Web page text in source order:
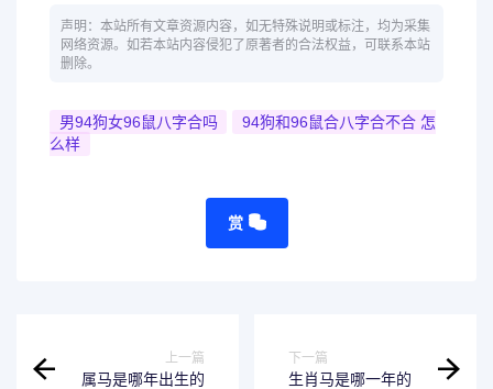
声明：本站所有文章资源内容，如无特殊说明或标注，均为采集
网络资源。如若本站内容侵犯了原著者的合法权益，可联系本站
删除。
男94狗女96鼠八字合吗
94狗和96鼠合八字合不合 怎
么样
赏
上一篇
属马是哪年出生的
下一篇
生肖马是哪一年的